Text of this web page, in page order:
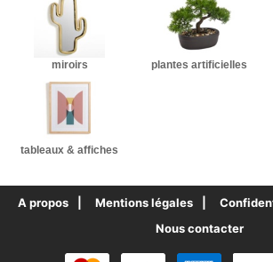
miroirs plantes artificielles
tableaux & affiches
A propos Mentions légales
Nous contacter